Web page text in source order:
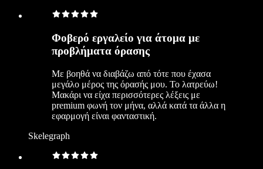
Φοβερό εργαλείο για άτομα με
προβλήματα όρασης
Με βοηθά να διαβάζω από τότε που έχασα
μεγάλο μέρος της όρασής μου. Το λατρεύω!
Μακάρι να είχα περισσότερες λέξεις με
premium φωνή τον μήνα, αλλά κατά τα άλλα η
εφαρμογή είναι φανταστική.
Skelegraph